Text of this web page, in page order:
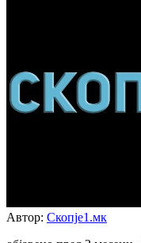
Автор: Скопје1.мк